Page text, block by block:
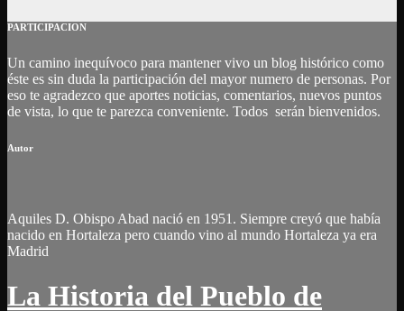
PARTICIPACION
Un camino inequívoco para mantener vivo un blog histórico como
éste es sin duda la participación del mayor numero de personas. Por
eso te agradezco que aportes noticias, comentarios, nuevos puntos
de vista, lo que te parezca conveniente. Todos serán bienvenidos.
Autor
Aquiles D. Obispo Abad nació en 1951. Siempre creyó que había
nacido en Hortaleza pero cuando vino al mundo Hortaleza ya era
Madrid
La Historia del Pueblo de